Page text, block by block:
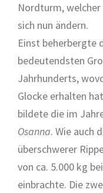
Nordturm,
sich nun ändern.
Einst beherbergte
bedeutendsten
Jahrhunderts,
Glocke erhalten
bildete die im
Osanna. Wie auch
überschwerer
von ca. 5.000 kg
einbrachte. Die